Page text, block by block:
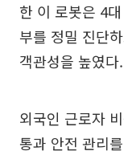
한 이 로봇은 4
부를 정밀 진단
객관성을 높였다.
외국인 근로자
통과 안전 관리